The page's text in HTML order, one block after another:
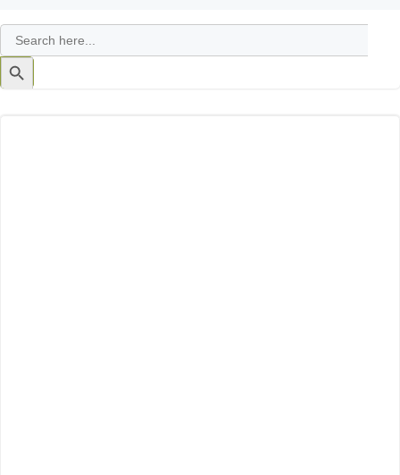
Search
for:
Search
Button